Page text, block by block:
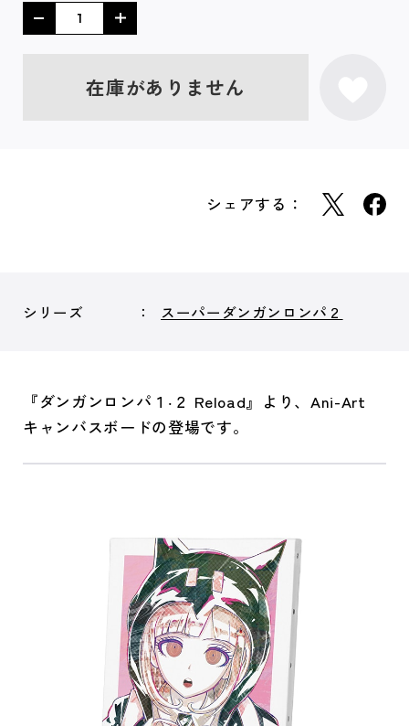
在庫がありません
シェアする：
シリーズ スーパーダンガンロンパ２
『ダンガンロンパ１‧２ Reload』より、Ani-Art
キャンバスボードの登場です。